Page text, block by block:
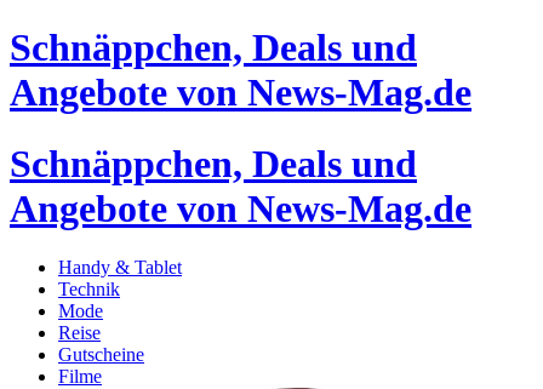
Schnäppchen, Deals und
Angebote von News-Mag.de
Schnäppchen, Deals und
Angebote von News-Mag.de
Handy & Tablet
Technik
Mode
Reise
Gutscheine
Filme